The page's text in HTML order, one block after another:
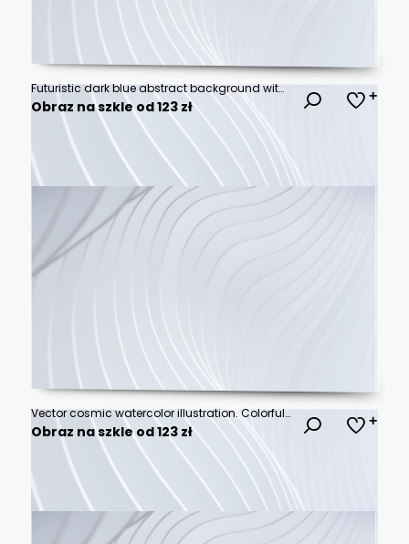
Futuristic dark blue abstract background with soft glowing wave gradients..vector illustration.
Obraz na szkle od 123 zł
Vector cosmic watercolor illustration. Colorful space background with stars
Obraz na szkle od 123 zł